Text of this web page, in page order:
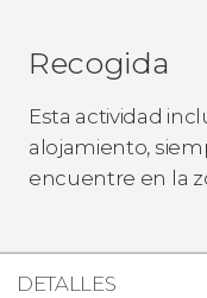
Recogida
Esta actividad
alojamiento,
encuentre en la
DETALLES